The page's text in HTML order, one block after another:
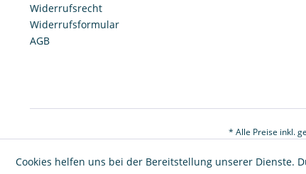
Widerrufsrecht
Widerrufsformular
AGB
* Alle Preise inkl.
Cookies helfen uns bei der Bereitstellung unserer Dienste.